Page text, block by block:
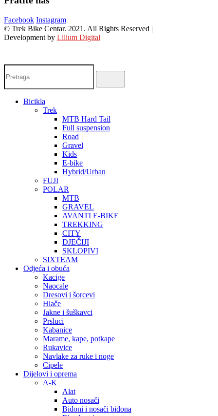
Facebook Instagram
© Trek Bike Centar. 2021. All Rights Reserved |
Development by Lilium Digital
Bicikla
Trek
MTB Hard Tail
Full suspension
Road
Gravel
Kids
E-bike
Hybrid/Urban
FUJI
POLAR
MTB
GRAVEL
AVANTI E-BIKE
TREKKING
CITY
DJEČIJI
SKLOPIVI
SIXTEAM
Odjeća i obuća
Kacige
Naocale
Dresovi i šorcevi
Hlače
Jakne i šuškavci
Prsluci
Kabanice
Marame, kape, potkape
Rukavice
Navlake za ruke i noge
Cipele
Dijelovi i oprema
A-K
Alat
Auto nosači
Bidoni i nosači bidona